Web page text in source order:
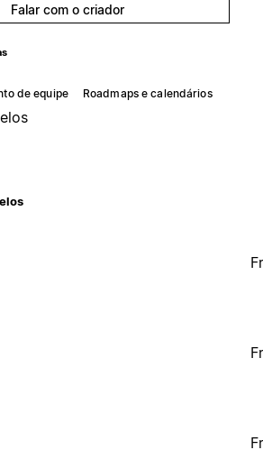
Falar com o criador
de equipe Roadmaps e calendários